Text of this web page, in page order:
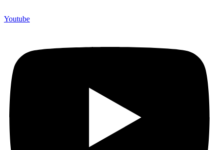
Youtube